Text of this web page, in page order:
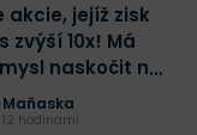
akcie, jejíž zisk
zvýší 10x! Má
naskočit na
nejlepších sázek
hodinami